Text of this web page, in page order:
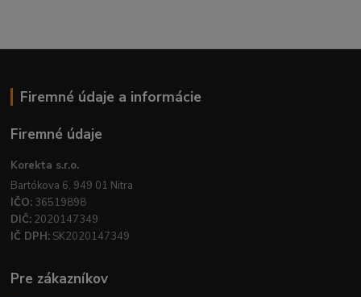
Firemné údaje a informácie
Firemné údaje
Korekta s.r.o.
Bartókova 6, 949 01 Nitra
IČO: 36519898
DIČ: 2020147349
IČ DPH: SK2020147349
Pre zákazníkov